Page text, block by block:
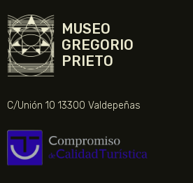
MUSEO
GREGORIO
PRIETO
C/Unión 10 13300 Valdepeñas